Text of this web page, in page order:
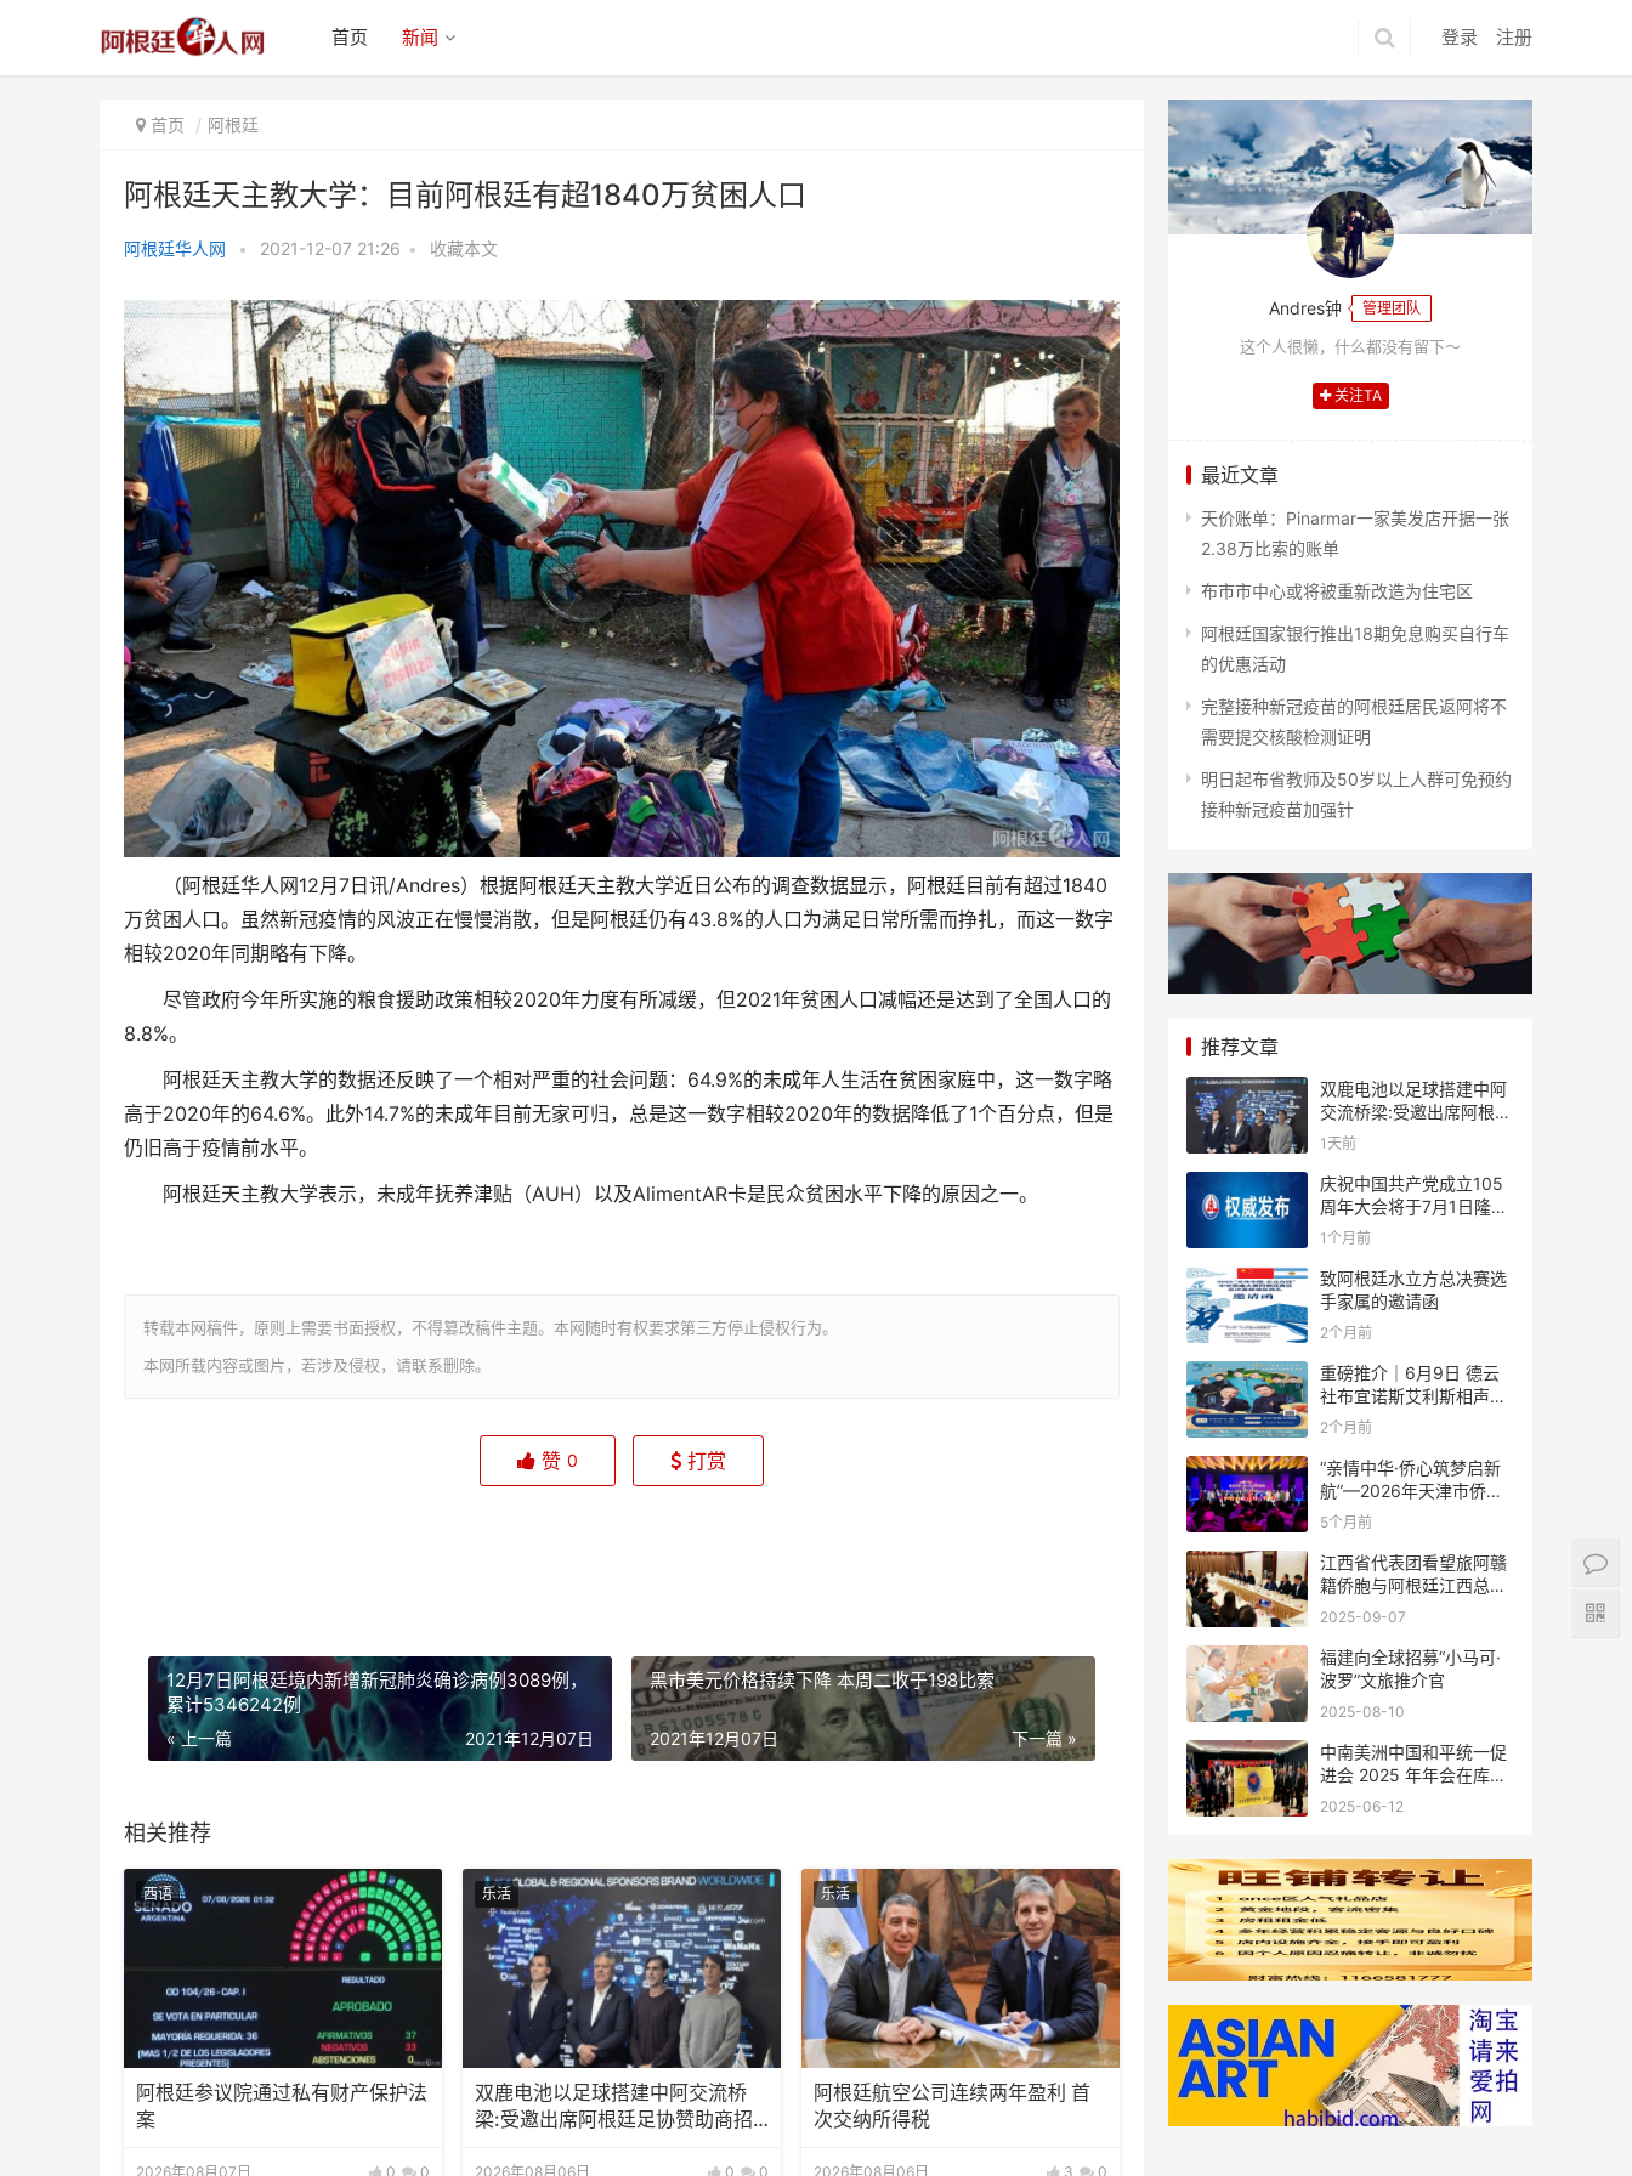
登录 注册
首页 新闻
首页 阿根廷
阿根廷天主教大学：目前阿根廷有超1840万贫困人口
阿根廷华人网 • 2021-12-07 21:26 • 收藏本文
（阿根廷华人网12月7日讯/Andres）根据阿根廷天主教大学近日公布的调查数据显示，阿根廷目前有超过1840
万贫困人口。虽然新冠疫情的风波正在慢慢消散，但是阿根廷仍有43.8%的人口为满足日常所需而挣扎，而这一数字
相较2020年同期略有下降。
尽管政府今年所实施的粮食援助政策相较2020年力度有所减缓，但2021年贫困人口减幅还是达到了全国人口的
8.8%。
阿根廷天主教大学的数据还反映了一个相对严重的社会问题：64.9%的未成年人生活在贫困家庭中，这一数字略
高于2020年的64.6%。此外14.7%的未成年目前无家可归，总是这一数字相较2020年的数据降低了1个百分点，但是
仍旧高于疫情前水平。
阿根廷天主教大学表示，未成年抚养津贴（AUH）以及AlimentAR卡是民众贫困水平下降的原因之一。
转载本网稿件，原则上需要书面授权，不得篡改稿件主题。本网随时有权要求第三方停止侵权行为。
本网所载内容或图片，若涉及侵权，请联系删除。
超1840万贫困人口
赞 0 打赏
12月7日阿根廷境内新增新冠肺炎确诊病例3089例，
累计5346242例
« 上一篇 2021年12月07日
黑市美元价格持续下降 本周二收于198比索
下一篇 »
2021年12月07日
相关推荐
西语
阿根廷参议院通过私有财产保护法
案
2026年08月07日 0 0
乐活
双鹿电池以足球搭建中阿交流桥
梁:受邀出席阿根廷足协赞助商招
2026年08月06日 0 0
乐活
阿根廷航空公司连续两年盈利 首
次交纳所得税
2026年08月06日 3 0
Andres钟 管理团队
这个人很懒，什么都没有留下～
关注TA
最近文章
天价账单：Pinarmar一家美发店开据一张
2.38万比索的账单
布市市中心或将被重新改造为住宅区
阿根廷国家银行推出18期免息购买自行车
的优惠活动
完整接种新冠疫苗的阿根廷居民返阿将不
需要提交核酸检测证明
明日起布省教师及50岁以上人群可免预约
接种新冠疫苗加强针
推荐文章
双鹿电池以足球搭建中阿
交流桥梁:受邀出席阿根廷
足协赞助商招待会！
1天前
庆祝中国共产党成立105
周年大会将于7月1日隆重
举行
1个月前
致阿根廷水立方总决赛选
手家属的邀请函
2个月前
重磅推介｜6月9日 德云
社布宜诺斯艾利斯相声专
场！国风曲艺邂逅南美风
结！
2个月前
“亲情中华·侨心筑梦启新
航”—2026年天津市侨界
新春联谊活动成功举办
5个月前
江西省代表团看望旅阿赣
籍侨胞与阿根廷江西总商
会座谈
2025-09-07
福建向全球招募“小马可·
波罗”文旅推介官
2025-08-10
中南美洲中国和平统一促
进会 2025 年年会在库拉
索圆满举行，共绘反“独”
2025-06-12